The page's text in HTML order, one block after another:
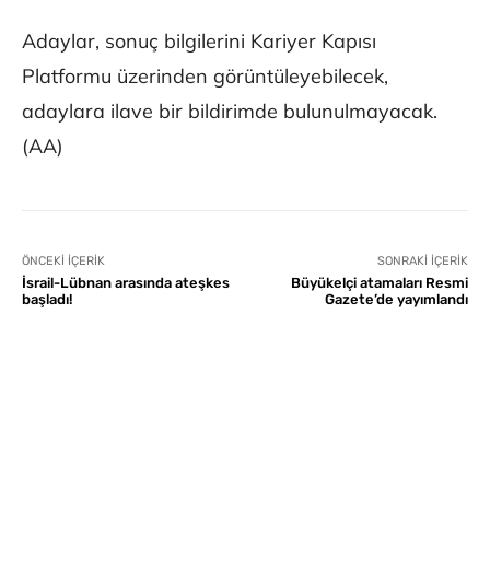
Adaylar, sonuç bilgilerini Kariyer Kapısı
Platformu üzerinden görüntüleyebilecek,
adaylara ilave bir bildirimde bulunulmayacak.
(AA)
ÖNCEKI İÇERIK
İsrail-Lübnan arasında ateşkes
başladı!
SONRAKI İÇERIK
Büyükelçi atamaları Resmi
Gazete’de yayımlandı